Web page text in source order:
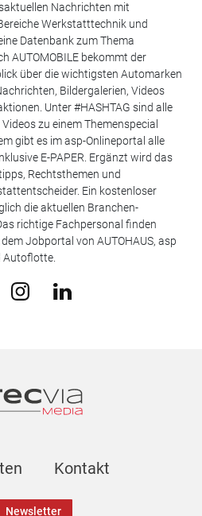
Nachrichten mit
Werkstatttechnik und
Datenbank zum Thema
AUTOMOBILE bekommt der
über die wichtigsten Automarken
Bildergalerien, Videos
Unter #HASHTAG sind alle
zu einem Themenspecial
gibt es im asp-Onlineportal alle
E-PAPER. Ergänzt wird das
Rechtsthemen und
Ein kostenloser
die aktuellen Branchen-
richtige Fachpersonal finden
Jobportal von AUTOHAUS, asp
Autoflotte.
Kontakt
Newsletter